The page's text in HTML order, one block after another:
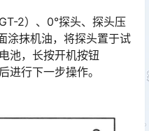
2）、0°探头、探头压
涂抹机油，将探头置于试
池，长按开机按钮
进行下一步操作。󠅅󠅃󠄵󠅂󠄪󠇖󠆨󠆨󠇕󠆞󠆒󠅬󠇘󠆭󠆘󠇙󠆝󠅵󠇗󠆭󠆁󠄐󠇗󠅹󠅸󠇖󠆍󠅳󠇖󠅹󠅰󠇖󠆌󠅹